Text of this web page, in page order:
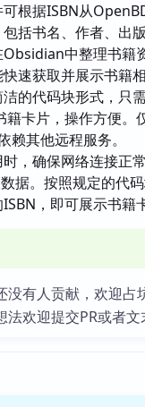
根据ISBN从
括书名、作者、出
Obsidian中整理书籍
速获取并展示书籍相
的代码块形式，只
籍卡片，操作方便。
赖其他远程服务。
时，确保网络连接正
据。按照规定的代
，即可展示书籍
没有人贡献，欢迎占
欢迎提交PR或者文